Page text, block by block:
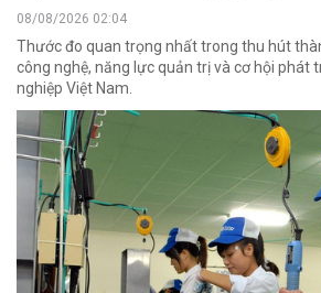
08/08/2026 02:04
Thước đo quan trọng nhất trong thu hút
công nghệ, năng lực quản trị và cơ hội phát
nghiệp Việt Nam.